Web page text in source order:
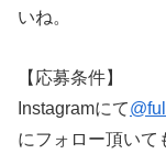
いね。
【応募条件】
Instagramにて
にフォロー頂いて